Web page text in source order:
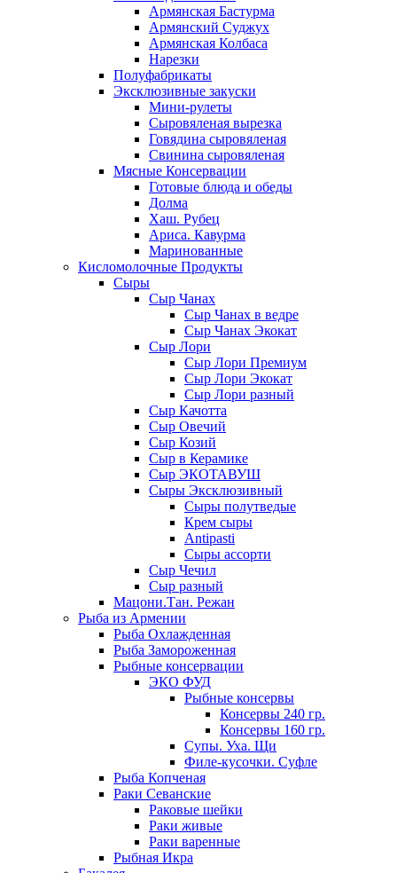
Армянская Бастурма
Армянский Суджух
Армянская Колбаса
Нарезки
Полуфабрикаты
Эксклюзивные закуски
Мини-рулеты
Сыровяленая вырезка
Говядина сыровяленая
Свинина сыровяленая
Мясные Консервации
Готовые блюда и обеды
Долма
Хаш. Рубец
Ариса. Кавурма
Маринованные
Кисломолочные Продукты
Сыры
Сыр Чанах
Сыр Чанах в ведре
Сыр Чанах Экокат
Сыр Лори
Сыр Лори Премиум
Сыр Лори Экокат
Сыр Лори разный
Сыр Качотта
Сыр Овечий
Сыр Козий
Сыр в Керамике
Сыр ЭКОТАВУШ
Сыры Эксклюзивный
Сыры полутведые
Крем сыры
Antipasti
Сыры ассорти
Сыр Чечил
Сыр разный
Мацони.Тан. Режан
Рыба из Армении
Рыба Охлажденная
Рыба Замороженная
Рыбные консервации
ЭКО ФУД
Рыбные консервы
Консервы 240 гр.
Консервы 160 гр.
Супы. Уха. Щи
Филе-кусочки. Суфле
Рыба Копченая
Раки Севанские
Раковые шейки
Раки живые
Раки варенные
Рыбная Икра